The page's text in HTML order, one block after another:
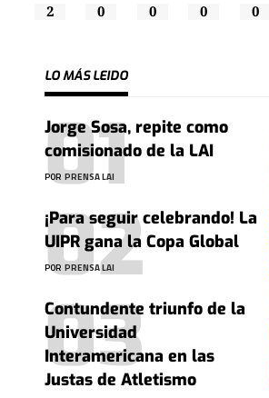
2 0 0 0 0
LO MÁS LEIDO
Jorge Sosa, repite como
comisionado de la LAI
POR PRENSA LAI
¡Para seguir celebrando! La
UIPR gana la Copa Global
POR PRENSA LAI
Contundente triunfo de la
Universidad
Interamericana en las
Justas de Atletismo